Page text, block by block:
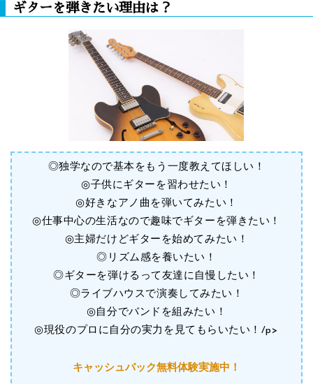
ギターを弾きたい理由は？
◎独学なので基本をもう一度教えてほしい！
◎子供にギターを習わせたい！
◎好きなアノ曲を弾いてみたい！
◎仕事中心の生活なので趣味でギターを弾きたい！
◎主婦だけどギターを始めてみたい！
◎リズム感を養いたい！
◎ギターを弾けるって友達に自慢したい！
◎ライブハウスで演奏してみたい！
◎自分でバンドを組みたい！
◎現役のプロに自分の実力を見てもらいたい！/p>
キャッシュバック無料体験実施中！